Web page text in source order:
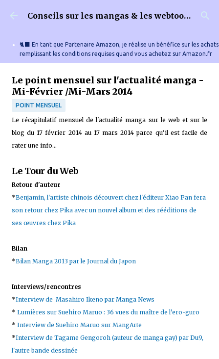
Accéder au contenu principal Conseils sur les mangas & les webtoons
🐈‍⬛ En tant que Partenaire Amazon, je réalise un bénéfice sur les achats
remplissant les conditions requises quand vous achetez sur Amazon.fr
Le point mensuel sur l'actualité manga -
Mi-Février /Mi-Mars 2014
POINT MENSUEL
Le récapitulatif mensuel de l'actualité manga sur le web et sur le
blog du 17 février 2014 au 17 mars 2014 parce qu'il est facile de
rater une info...
Le Tour du Web
Retour d'auteur
*Benjamin, l'artiste chinois découvert chez l'éditeur Xiao Pan fera
son retour chez Pika avec un nouvel album et des rééditions de
ses œuvres chez Pika
Bilan
*Bilan Manga 2013 par le Journal du Japon
Interviews/rencontres
*Interview de Masahiro Ikeno par Manga News
* Lumières sur Suehiro Maruo : 36 vues du maître de l’ero-guro
* Interview de Suehiro Maruo sur MangArte
*Interview de Tagame Gengoroh (auteur de manga gay) par Du9,
l'autre bande dessinée